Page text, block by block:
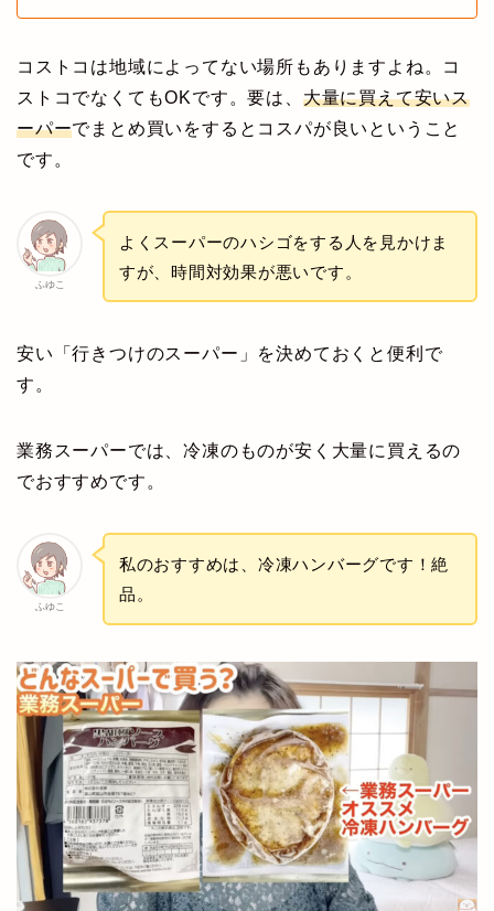
コストコは地域によってない場所もありますよね。コ
ストコでなくてもOKです。要は、 大量に買えて安いス
ーパーでまとめ買いをするとコスパが良いということ
です。
ふゆこ
よくスーパーのハシゴをする人を見かけま
すが、時間対効果が悪いです。
安い「行きつけのスーパー」を決めておくと便利で
す。
業務スーパーでは、冷凍のものが安く大量に買えるの
でおすすめです。
ふゆこ
私のおすすめは、冷凍ハンバーグです！絶
品。